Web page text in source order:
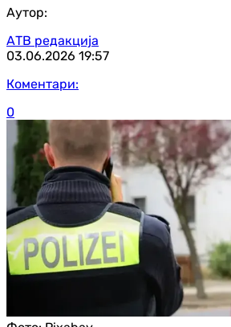
Аутор:
АТВ редакција
03.06.2026 19:57
Коментари:
0